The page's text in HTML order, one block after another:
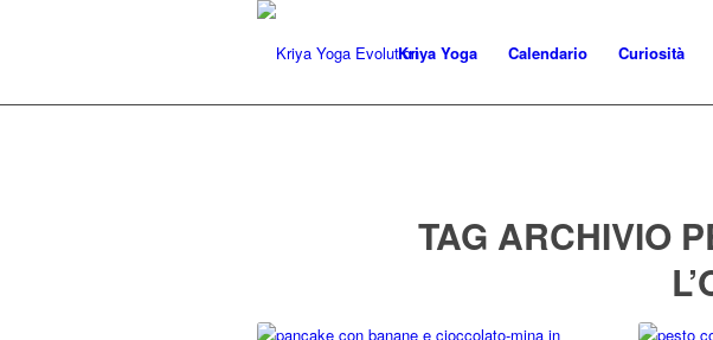
Kriya Yoga Calendario Curiosità
TAG ARCHIVIO